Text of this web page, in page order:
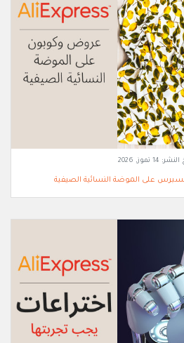
النشر: 14 تموز, 2026
على الموضة النسائية الصيفية